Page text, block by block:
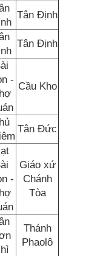
Tân Định
Tân Định
-
Cầu Kho
Tân Đức
-
Giáo xứ
Chánh
Tòa
Thánh
Phaolô